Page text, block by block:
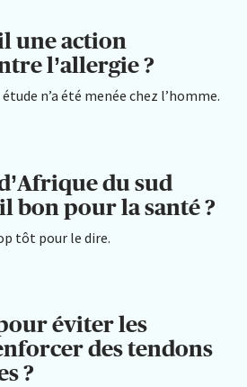
une action
l’allergie ?
n’a été menée chez l’homme.
du sud
bon pour la santé ?
tôt pour le dire.
éviter les
des tendons
?